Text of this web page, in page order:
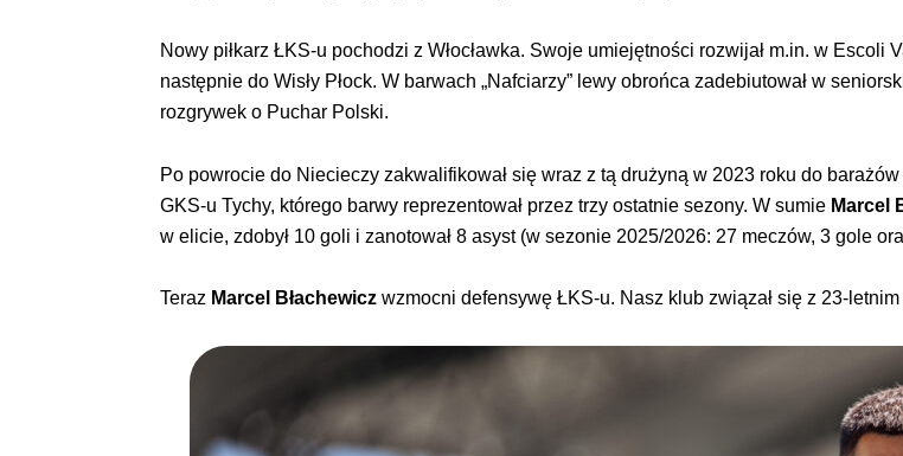
Nowy piłkarz ŁKS-u pochodzi z Włocławka. Swoje umiejętności rozwijał m.in. w
następnie do Wisły Płock. W barwach „Nafciarzy” lewy obrońca zadebiutował w
rozgrywek o Puchar Polski.
Po powrocie do Niecieczy zakwalifikował się wraz z tą drużyną w 2023 roku do
GKS-u Tychy, którego barwy reprezentował przez trzy ostatnie sezony. W sumie Marcel
w elicie, zdobył 10 goli i zanotował 8 asyst (w sezonie 2025/2026: 27 meczów, 3 gole
Teraz Marcel Błachewicz wzmocni defensywę ŁKS-u. Nasz klub związał się z 23-